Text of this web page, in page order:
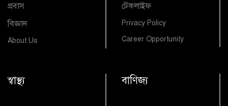
প্রবাস
বিজ্ঞান
About Us
টেকলাইফ
Privacy Policy
Career Opportunity
স্বাস্থ্য বাণিজ্য